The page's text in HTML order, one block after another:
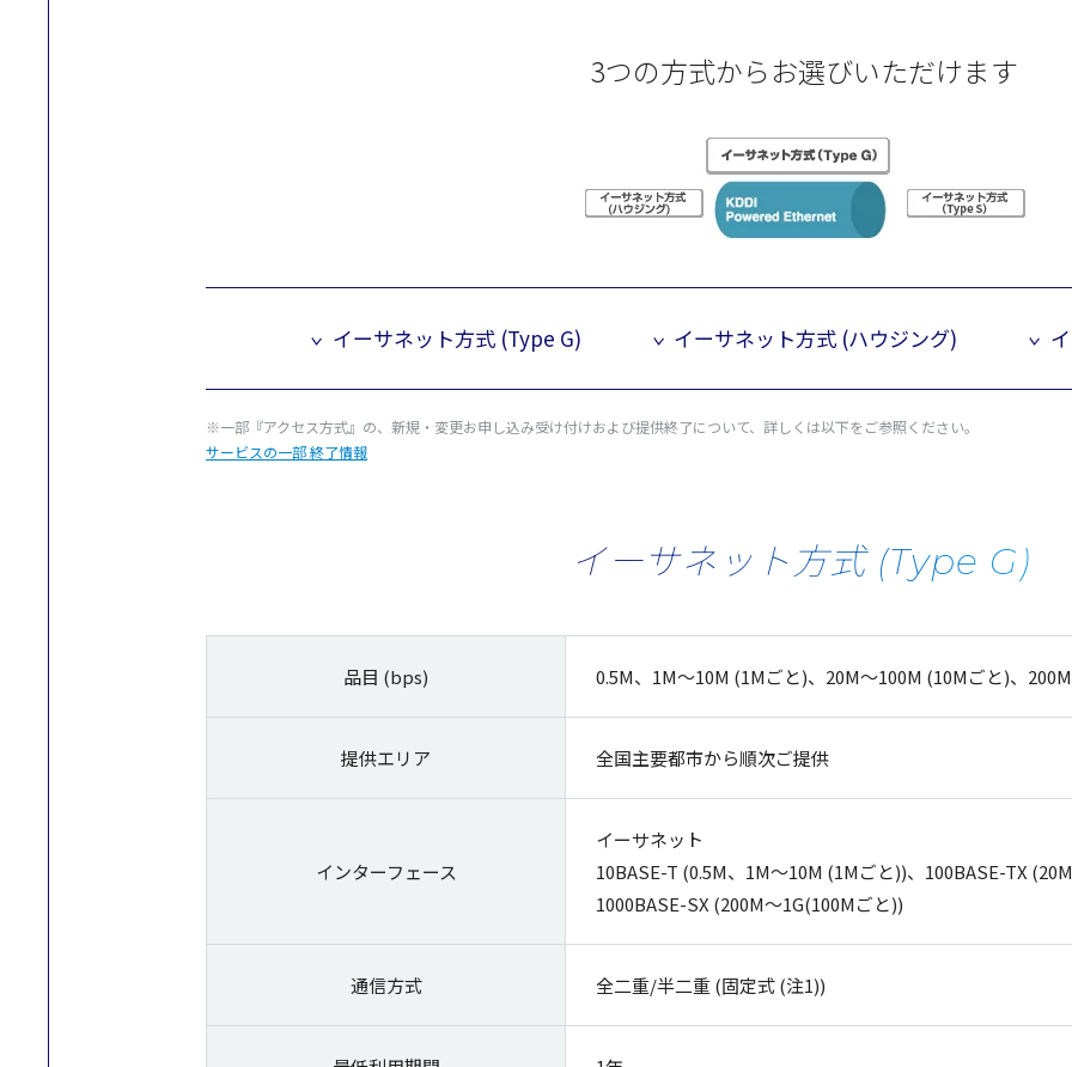
3つの方式からお選びいただけます
イーサネット方式 (Type G) イーサネット方式 (ハウジング)
※一部『アクセス方式』の、新規・変更お申し込み受け付けおよび提供終了について、詳しくは以下をご参照ください。
サービスの一部 終了情報
イーサネット方式 (Type G)
品目 (bps) 0.5M、1M～10M (1Mごと)、20M～100M (10Mごと)、
提供エリア 全国主要都市から順次ご提供
インターフェース
イーサネット
10BASE-T (0.5M、1M～10M (1Mごと))、100BASE-TX
1000BASE-SX (200M～1G(100Mごと))
通信方式 全二重/半二重 (固定式 (注1))